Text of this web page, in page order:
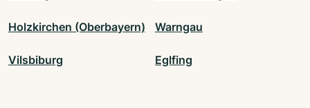
Holzkirchen (Oberbayern) Warngau
Vilsbiburg Eglfing